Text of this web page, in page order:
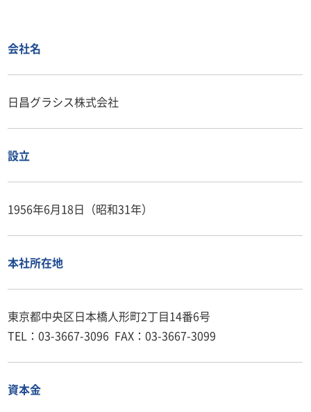
会社名
日昌グラシス株式会社
設立
1956年6月18日（昭和31年）
本社所在地
東京都中央区日本橋人形町2丁目14番6号
TEL：03-3667-3096 FAX：03-3667-3099
資本金